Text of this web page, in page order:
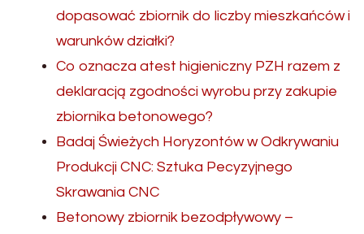
dopasować zbiornik do liczby mieszkańców i
warunków działki?
Co oznacza atest higieniczny PZH razem z
deklaracją zgodności wyrobu przy zakupie
zbiornika betonowego?
Badaj Świeżych Horyzontów w Odkrywaniu
Produkcji CNC: Sztuka Pecyzyjnego
Skrawania CNC
Betonowy zbiornik bezodpływowy –